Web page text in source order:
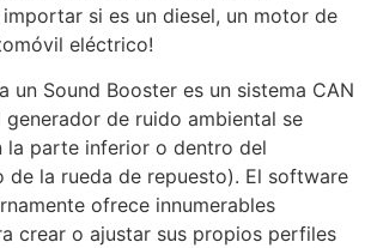
importar si es un diesel, un motor de
eléctrico!
un Sound Booster es un sistema CAN
generador de ruido ambiental se
la parte inferior o dentro del
de la rueda de repuesto). El software
ofrece innumerables
crear o ajustar sus propios perfiles